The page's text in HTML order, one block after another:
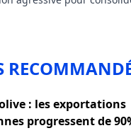
: les exportations
progressent de